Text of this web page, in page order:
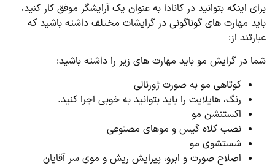
برای اینکه بتوانید در کانادا به عنوان یک آرایشگر موفق کار کنید،
باید مهارت های گوناگونی در گرایشات مختلف داشته باشید که
عبارتند از:
شما در گرایش مو باید مهارت های زیر را داشته باشید:
کوتاهی مو به صورت ژورنالی
رنگ، هایلایت را باید بتوانید به خوبی اجرا کنید.
اکستنشن مو
نصب کلاه گیس و موهای مصنوعی
شستشوی مو
اصلاح صورت و ابرو، پیرایش ریش و موی سر آقایان